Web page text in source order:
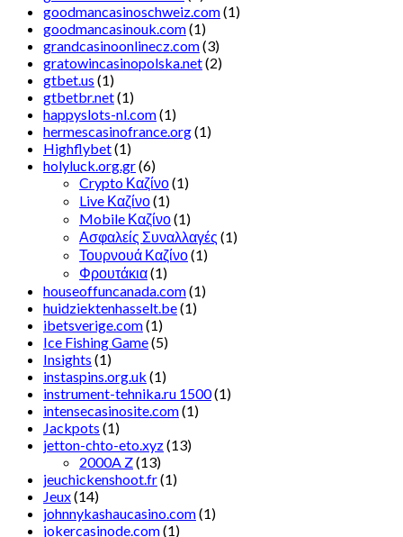
goodmancasinoschweiz.com(1)
goodmancasinouk.com(1)
grandcasinoonlinecz.com(3)
gratowincasinopolska.net(2)
gtbet.us (1)
gtbetbr.net(1)
happyslots-nl.com(1)
hermescasinofrance.org(1)
Highflybet(1)
holyluck.org.gr(6)
Crypto Καζίνο(1)
Live Καζίνο(1)
Mobile Καζίνο(1)
Ασφαλείς Συναλλαγές (1)
Τουρνουά Καζίνο(1)
Φρουτάκια(1)
houseoffuncanada.com(1)
huidziektenhasselt.be(1)
ibetsverige.com(1)
Ice Fishing Game(5)
Insights (1)
instaspins.org.uk (1)
instrument-tehnika.ru 1500(1)
intensecasinosite.com(1)
Jackpots (1)
jetton-chto-eto.xyz(13)
2000A Z(13)
jeuchickenshoot.fr(1)
Jeux(14)
johnnykashaucasino.com(1)
jokercasinode.com(1)